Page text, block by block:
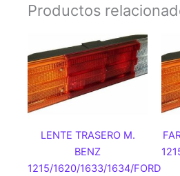
Productos
LENTE TRASERO M.
BENZ
1215/1620/1633/1634/FORD